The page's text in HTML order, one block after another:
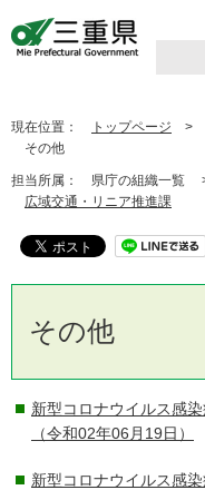
現在位置： トップページ >
その他
担当所属： 県庁の組織一覧
広域交通・リニア推進課
その他
新型コロナウイルス感
（令和02年06月19日）
新型コロナウイルス感